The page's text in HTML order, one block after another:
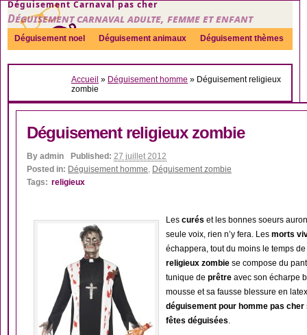
Déguisement Carnaval pas cher
Déguisement carnaval adulte, femme et enfant
Déguisement noel Déguisement animaux Déguisement thèmes
Sexy Déguisement couple Déguisements par genre Idées
Accueil » Déguisement homme » Déguisement religieux
zombie
Déguisement religieux zombie
By admin Published: 27 juillet 2012
Posted in: Déguisement homme, Déguisement zombie
Tags: religieux
Les curés et les bonnes soeurs
seule voix, rien n’y fera. Les morts
échappera, tout du moins le temps
religieux zombie se compose du
tunique de prêtre avec son écharpe
mousse et sa fausse blessure en
déguisement pour homme pas cher
fêtes déguisées.